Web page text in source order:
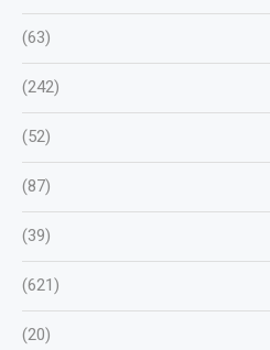
(63)
(242)
(52)
(87)
(39)
(621)
(20)